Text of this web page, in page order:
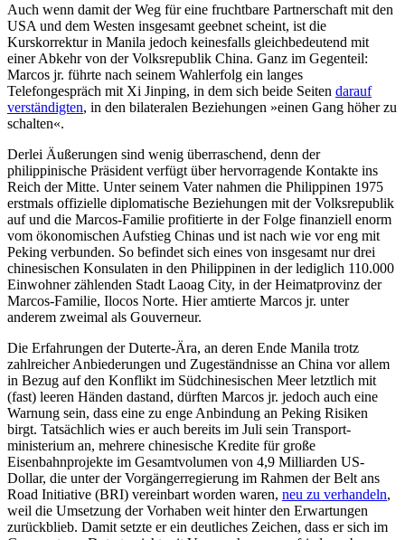
Auch wenn damit der Weg für eine frucht­bare Partnerschaft mit den
USA und dem Westen insgesamt geebnet scheint, ist die
Kurskorrektur in Manila jedoch keines­falls gleichbedeutend mit
einer Abkehr von der Volksrepublik China. Ganz im Gegen­teil:
Marcos jr. führte nach seinem Wahl­erfolg ein langes
Telefongespräch mit Xi Jinping, in dem sich beide Seiten darauf
verständigten, in den bilateralen Beziehungen »einen Gang höher zu
schalten«.
Derlei Äußerungen sind wenig über­raschend, denn der
philippinische Präsident verfügt über hervorragende Kontakte ins
Reich der Mitte. Unter seinem Vater nahmen die Philippinen 1975
erst­mals offizielle diplomatische Beziehungen mit der Volks­republik
auf und die Marcos-Familie profi­tierte in der Folge finanziell enorm
vom ökonomischen Aufstieg Chinas und ist nach wie vor eng mit
Peking verbunden. So be­findet sich eines von insgesamt nur drei
chinesischen Konsulaten in den Philippinen in der lediglich 110.000
Einwohner zählen­den Stadt Laoag City, in der Heimatprovinz der
Marcos-Familie, Ilocos Norte. Hier amtierte Marcos jr. unter
anderem zweimal als Gouverneur.
Die Erfahrungen der Duterte-Ära, an deren Ende Manila trotz
zahlreicher Anbie­derungen und Zugeständnisse an China vor allem
in Bezug auf den Konflikt im Süd­chinesischen Meer letztlich mit
(fast) leeren Händen dastand, dürften Marcos jr. jedoch auch eine
Warnung sein, dass eine zu enge Anbindung an Peking Risiken
birgt. Tat­säch­lich wies er auch bereits im Juli sein Transport­
ministerium an, mehrere chine­sische Kredite für große
Eisenbahnprojekte im Gesamtvolumen von 4,9 Milliarden US-
Dollar, die unter der Vorgängerregierung im Rahmen der Belt ans
Road Initiative (BRI) vereinbart worden waren, neu zu ver­handeln,
weil die Umsetzung der Vorhaben weit hinter den Erwartungen
zurückblieb. Damit setzte er ein deutliches Zeichen, dass er sich im